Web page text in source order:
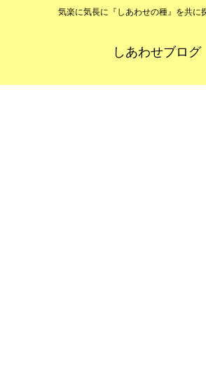
気楽に気長に『しあわせの種』を共に
しあわせブログ